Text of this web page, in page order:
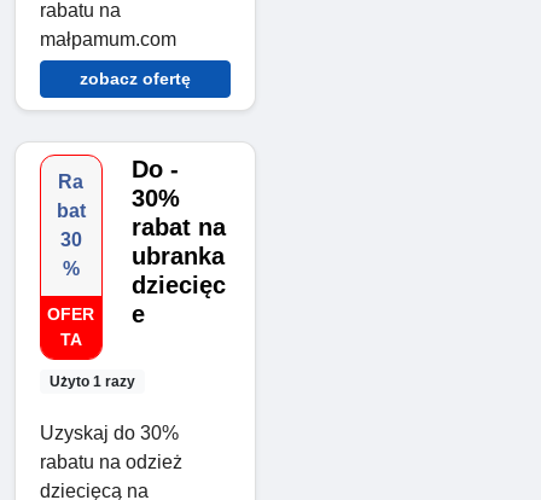
rabatu na
małpamum.com
zobacz ofertę
Ra
bat
30
%
OFER
TA
Użyto 1 razy
Do -
30%
rabat na
ubranka
dziecięc
e
Uzyskaj do 30%
rabatu na odzież
dziecięcą na